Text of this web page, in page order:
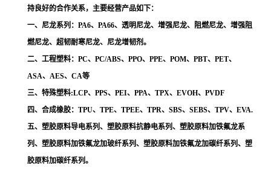
持良好的合作关系，主要经营产品如下：
一、尼龙系列：PA6、PA66、透明尼龙、增强尼龙、阻燃尼龙、增强阻
燃尼龙、超韧耐寒尼龙、尼龙增韧剂。
二、工程塑料：PC、PC/ABS、PPO、PPE、POM、PBT、PET、
ASA、AES、CA等
三、特殊塑料:LCP、PPS、PEI、PPA、TPX、EVOH、PVDF
四、合成橡胶：TPU、TPE、TPEE、TPR、SBS、SEBS、TPV、EVA.
五、塑胶原料导电系列、塑胶原料抗静电系列、塑胶原料加铁氟龙系
列、塑胶原料加铁氟龙加玻纤系列、塑胶原料加铁氟龙加碳纤系列、塑
胶原料加碳纤系列。